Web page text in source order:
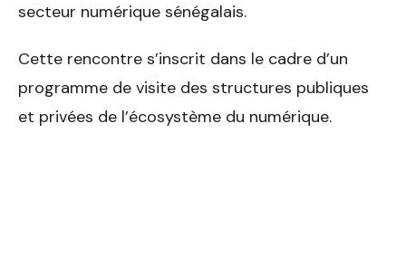
secteur numérique sénégalais.
Cette rencontre s’inscrit dans le cadre d’un
programme de visite des structures publiques
et privées de l’écosystème du numérique.